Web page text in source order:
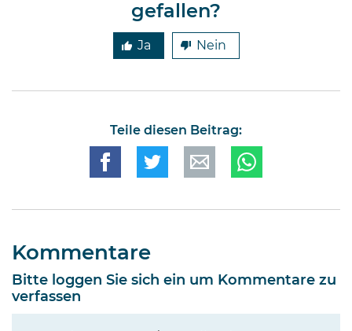
gefallen?
Ja Nein
Teile diesen Beitrag:
Kommentare
Bitte loggen Sie sich ein um Kommentare zu
verfassen